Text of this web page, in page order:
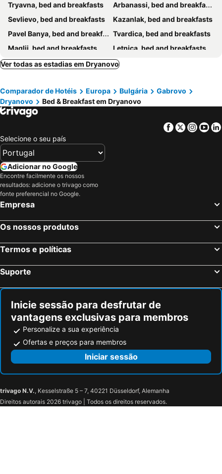
Tryavna, bed and breakfasts
Arbanassi, bed and breakfasts
Sevlievo, bed and breakfasts
Kazanlak, bed and breakfasts
Pavel Banya, bed and breakfasts
Tvardica, bed and breakfasts
Maglij, bed and breakfasts
Letnica, bed and breakfasts
Apriltsi, bed and breakfasts
Ver todas as estadias em Dryanovo
Comparador de Hotéis Europa Bulgária
Gabrovo
Dryanovo
Bed & Breakfast em Dryanovo
Facebook
Twitter
Selecione o seu país
Adicionar no Google
Encontre facilmente os nossos
resultados: adicione o trivago como
fonte preferencial no Google.
Empresa
Os nossos produtos
Termos e políticas
Suporte
Inicie sessão para desfrutar de
vantagens exclusivas para membros
Personalize a sua experiência
Ofertas e preços para membros
Iniciar sessão
trivago N.V., Kesselstraße 5 – 7, 40221 Düsseldorf, Alemanha
Direitos autorais 2026 trivago | Todos os direitos reservados.